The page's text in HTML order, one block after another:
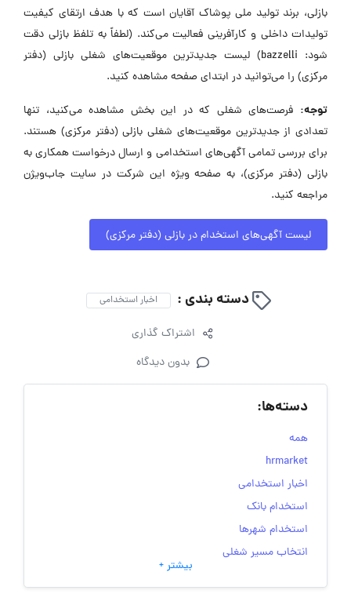
بازلی، برند تولید ملی پوشاک آقایان است که با هدف ارتقای کیفیت
تولیدات داخلی و کارآفرینی فعالیت می‌کند. (لطفاً به تلفظ بازلی دقت
شود: bazzelli) لیست جدیدترین موقعیت‌های شغلی بازلی (دفتر
مرکزی) را می‌توانید در ابتدای صفحه مشاهده کنید.
توجه: فرصت‌های شغلی که در این بخش مشاهده می‌کنید، تنها
تعدادی از جدیدترین موقعیت‌های شغلی بازلی (دفتر مرکزی) هستند.
برای بررسی تمامی آگهی‌های استخدامی و ارسال درخواست همکاری به
بازلی (دفتر مرکزی)، به صفحه ویژه این شرکت در سایت جاب‌ویژن
مراجعه کنید.
لیست آگهی‌های استخدام در بازلی (دفتر مرکزی)
دسته بندی : اخبار استخدامی
اشتراک گذاری
بدون دیدگاه
دسته‌ها:
همه
hrmarket
اخبار استخدامی
استخدام بانک
استخدام شهرها
انتخاب مسیر شغلی
به‌روزرسانی‌های سایت (کارجویی)
بیشتر +